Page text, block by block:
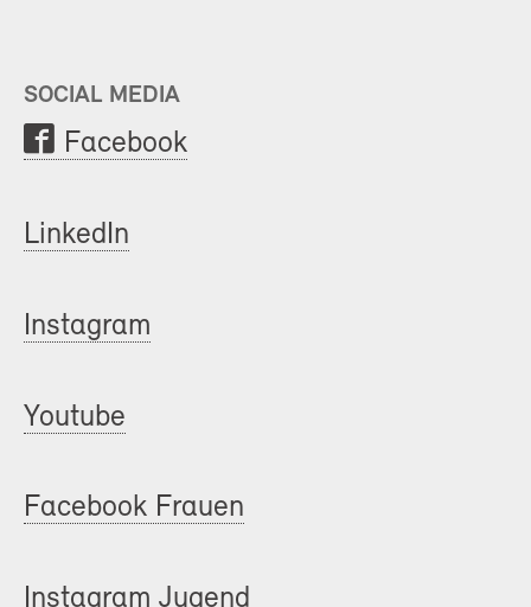
SOCIAL MEDIA
Facebook
LinkedIn
Instagram
Youtube
Facebook Frauen
Instagram Jugend